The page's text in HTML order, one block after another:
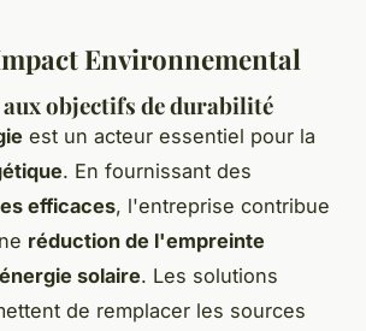
Environnemental
objectifs de durabilité
est un acteur essentiel pour la
. En fournissant des
efficaces, l'entreprise contribue
réduction de l'empreinte
solaire. Les solutions
de remplacer les sources